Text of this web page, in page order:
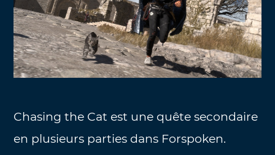
Chasing the Cat est une quête secondaire
en plusieurs parties dans Forspoken.